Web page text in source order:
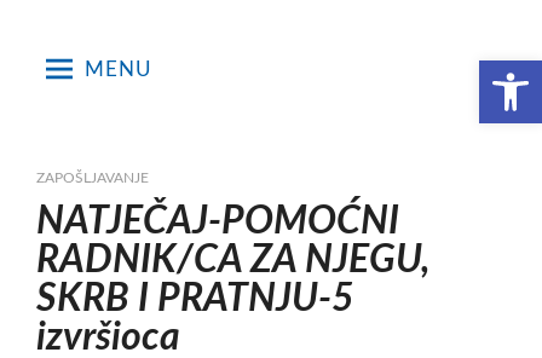
Open toolbar
MENU
ZAPOŠLJAVANJE
NATJEČAJ-POMOĆNI
RADNIK/CA ZA NJEGU,
SKRB I PRATNJU-5
izvršioca